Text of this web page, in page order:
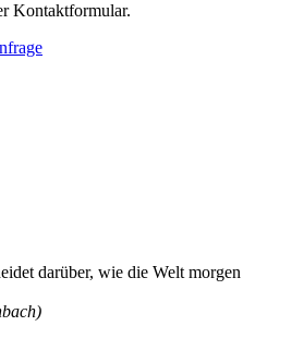
Kontaktformular.
darüber, wie die Welt morgen